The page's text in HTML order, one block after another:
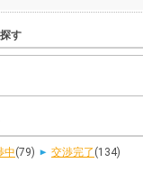
す
中(79) 交渉完了 (134)